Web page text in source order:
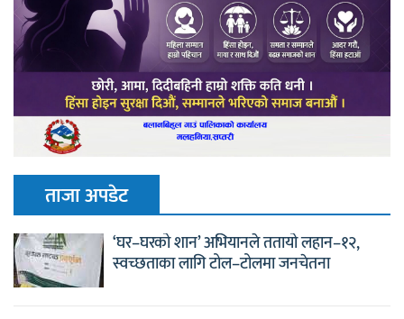
ताजा अपडेट
‘घर–घरको शान’ अभियानले ततायो लहान–१२,
स्वच्छताका लागि टोल–टोलमा जनचेतना